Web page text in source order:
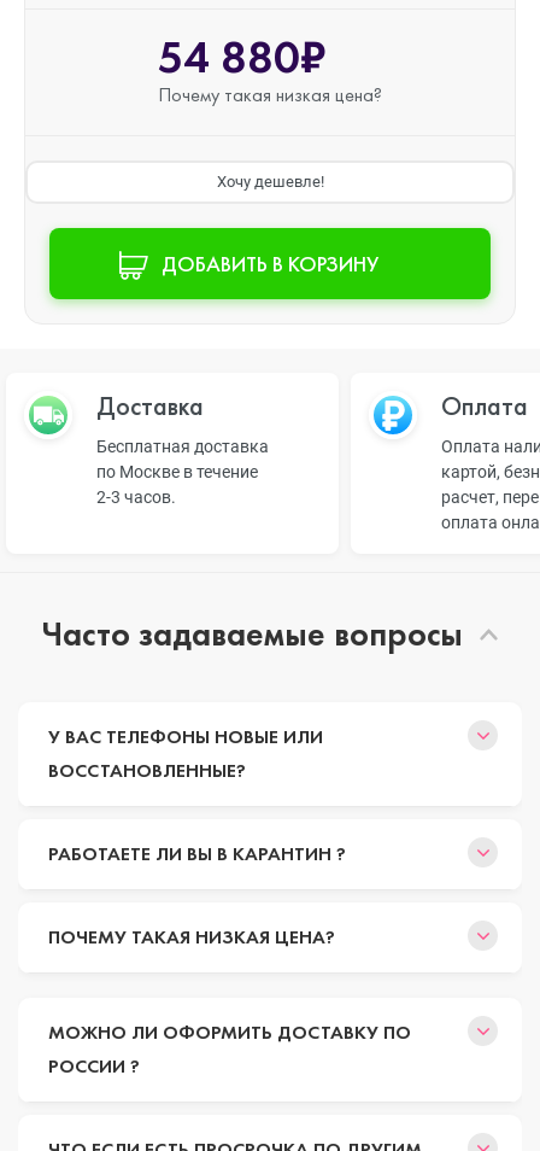
54 880₽
Почему такая низкая цена?
Хочу дешевле!
ДОБАВИТЬ В КОРЗИНУ
Доставка
Бесплатная доставка
по Москве в течение
2-3 часов.
Оплата
Оплата
картой,
расчет,
оплата
Часто задаваемые вопросы
У ВАС ТЕЛЕФОНЫ НОВЫЕ ИЛИ
ВОССТАНОВЛЕННЫЕ?
РАБОТАЕТЕ ЛИ ВЫ В КАРАНТИН ?
ПОЧЕМУ ТАКАЯ НИЗКАЯ ЦЕНА?
МОЖНО ЛИ ОФОРМИТЬ ДОСТАВКУ ПО
РОССИИ ?